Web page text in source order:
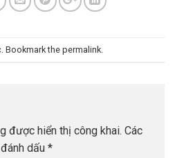
. Bookmark the permalink
được hiển thị công khai. Các
dấu *